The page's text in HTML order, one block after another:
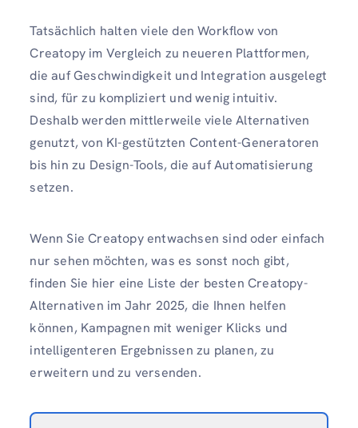
Tatsächlich halten viele den Workflow von
Creatopy im Vergleich zu neueren Plattformen,
die auf Geschwindigkeit und Integration ausgelegt
sind, für zu kompliziert und wenig intuitiv.
Deshalb werden mittlerweile viele Alternativen
genutzt, von KI-gestützten Content-Generatoren
bis hin zu Design-Tools, die auf Automatisierung
setzen.
Wenn Sie Creatopy entwachsen sind oder einfach
nur sehen möchten, was es sonst noch gibt,
finden Sie hier eine Liste der besten Creatopy-
Alternativen im Jahr 2025, die Ihnen helfen
können, Kampagnen mit weniger Klicks und
intelligenteren Ergebnissen zu planen, zu
erweitern und zu versenden.